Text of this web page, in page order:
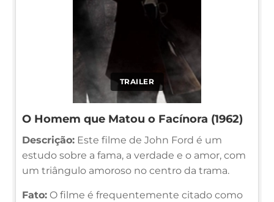
TRAILER
O Homem que Matou o Facínora (1962)
Descrição: Este filme de John Ford é um
estudo sobre a fama, a verdade e o amor, com
um triângulo amoroso no centro da trama.
Fato: O filme é frequentemente citado como